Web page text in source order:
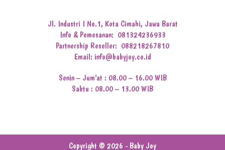
Jl. Industri I No.1, Kota Cimahi, Jawa Barat
Info & Pemesanan: 081324236933
Partnership Reseller: 088218267810
Email: info@babyjoy.co.id
Senin – Jum’at : 08.00 – 16.00 WIB
Sabtu : 08.00 – 13.00 WIB
Copyright © 2026 - Baby Joy